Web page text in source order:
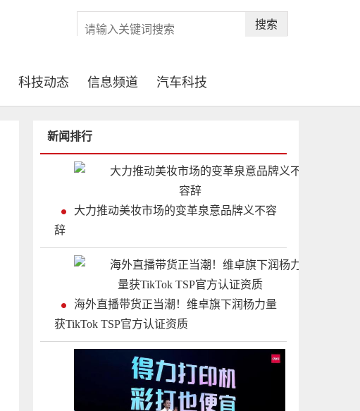
搜索
科技动态 信息频道 汽车科技
新闻排行
大力推动美妆市场的变革泉意品牌义不容
辞
海外直播带货正当潮！维卓旗下润杨力量
获TikTok TSP官方认证资质